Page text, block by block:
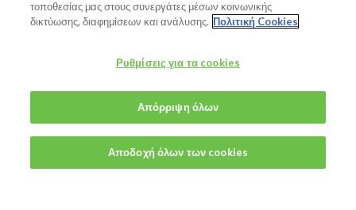
τοποθεσίας μας στους συνεργάτες μέσων κοινωνικής
δικτύωσης, διαφημίσεων και ανάλυσης. Πολιτική Cookies
Ρυθμίσεις για τα cookies
Απόρριψη όλων
Αποδοχή όλων των cookies